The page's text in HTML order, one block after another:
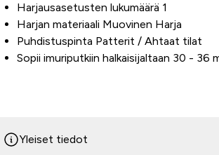
Harjausasetusten lukumäärä 1
Harjan materiaali Muovinen Harja
Puhdistuspinta Patterit / Ahtaat tilat
Sopii imuriputkiin halkaisijaltaan 30 - 36
Yleiset tiedot